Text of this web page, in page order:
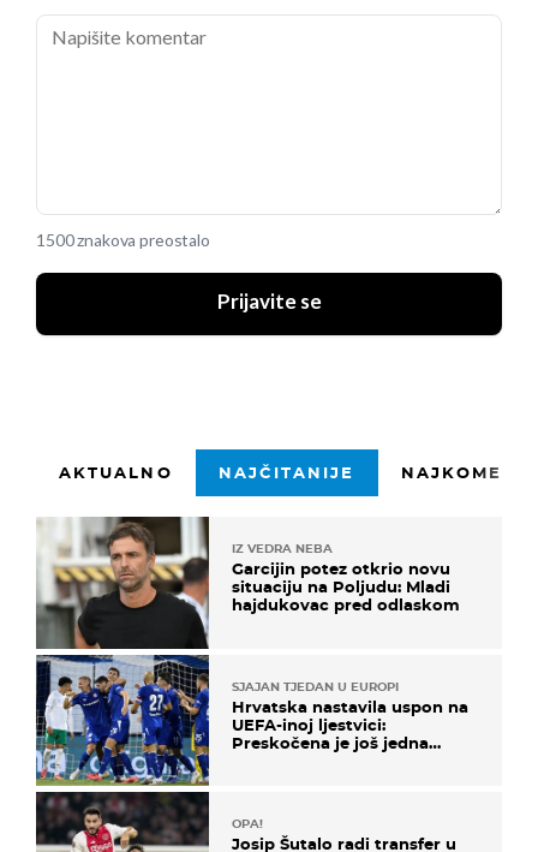
1500 znakova preostalo
Prijavite se
AKTUALNO NAJČITANIJE
IZ VEDRA NEBA
Garcijin potez otkrio novu
situaciju na Poljudu: Mladi
hajdukovac pred odlaskom
SJAJAN TJEDAN U EUROPI
Hrvatska nastavila uspon na
UEFA-inoj ljestvici:
Preskočena je još jedna
OPA!
Josip Šutalo radi transfer u